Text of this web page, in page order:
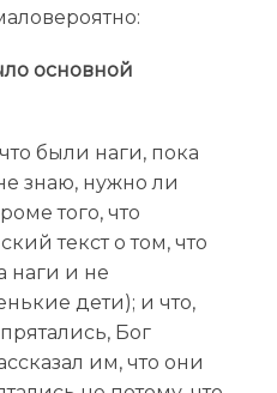
основной
были наги, пока
знаю, нужно ли
того, что
текст о том, что
наги и не
дети); и что,
Бог
им, что они